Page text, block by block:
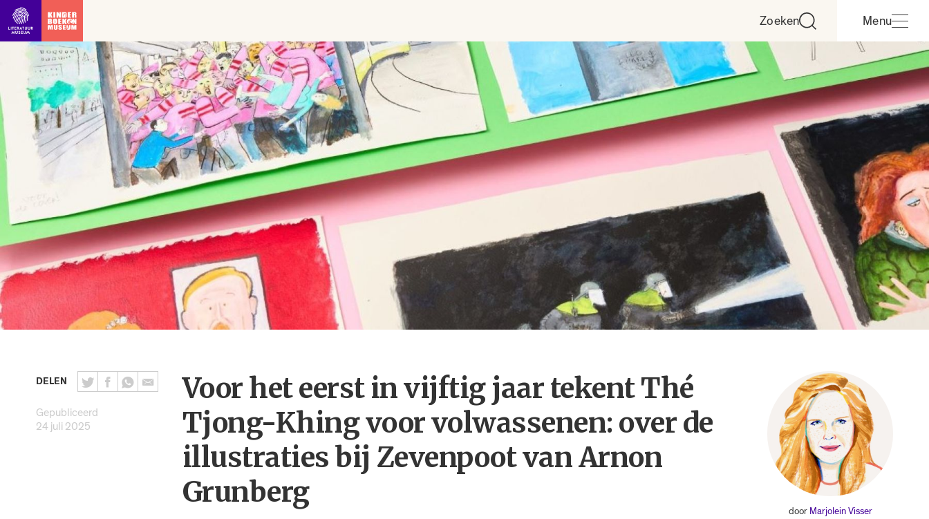
Ga direct naar inhoud Zoeken Menu
DELEN
Gepubliceerd
24 juli 2025
Voor het eerst in vijftig jaar tekent Thé
Tjong-Khing voor volwassenen: over de
illustraties bij Zevenpoot van Arnon
Grunberg
door Marjolein Visser